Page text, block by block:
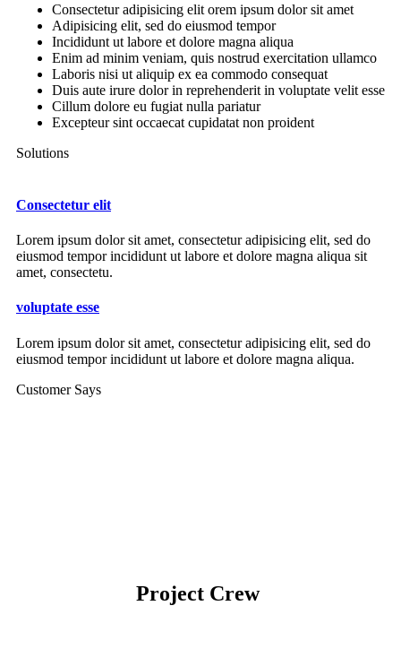
Consectetur adipisicing elit orem ipsum dolor sit amet
Adipisicing elit, sed do eiusmod tempor
Incididunt ut labore et dolore magna aliqua
Enim ad minim veniam, quis nostrud exercitation ullamco
Laboris nisi ut aliquip ex ea commodo consequat
Duis aute irure dolor in reprehenderit in voluptate velit esse
Cillum dolore eu fugiat nulla pariatur
Excepteur sint occaecat cupidatat non proident
Solutions
Consectetur elit
Lorem ipsum dolor sit amet, consectetur adipisicing elit, sed do
eiusmod tempor incididunt ut labore et dolore magna aliqua sit
amet, consectetu.
voluptate esse
Lorem ipsum dolor sit amet, consectetur adipisicing elit, sed do
eiusmod tempor incididunt ut labore et dolore magna aliqua.
Customer Says
Project Crew